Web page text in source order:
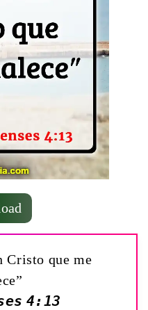
Cristo que me
4:13